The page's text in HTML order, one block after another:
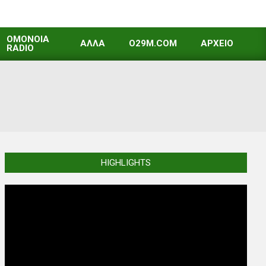
OMONOIA
RADIO
ΑΛΛΑ O29M.COM ΑΡΧΕΙΟ
HIGHLIGHTS